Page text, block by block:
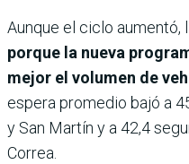
Aunque el ciclo aumentó, l
porque la nueva
mejor el volumen de
espera promedio bajó a
y San Martín y a 42,4
Correa.